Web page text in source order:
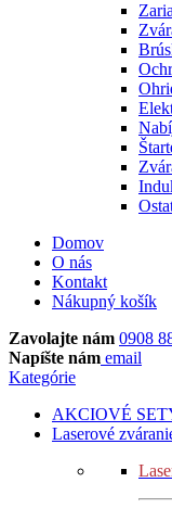
Domov
O nás
Kontakt
Nákupný košík
Zavolajte nám 0908
Napíšte nám email
Kategórie
AKCIOVÉ
Laserové